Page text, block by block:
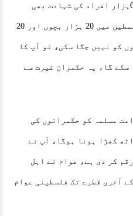
اپنا فرض پورا کریں، غزہ کے 60ہزار افراد کی شہادت بھی
حکمرانوں کو نہیں جگا سکی، فلسطین میں 20 ہزار بچوں اور 20
کو نہیں جگا سکی، تو آپ کا
سکے گا، یہ حکمران غیرت سے
مسلمہ کو حکمرانوں کی
کھڑا ہونا ہوگا، آپ نے
کر دی ہے، عوام نے اہل
آخری قطرے تک فلسطینی عوام